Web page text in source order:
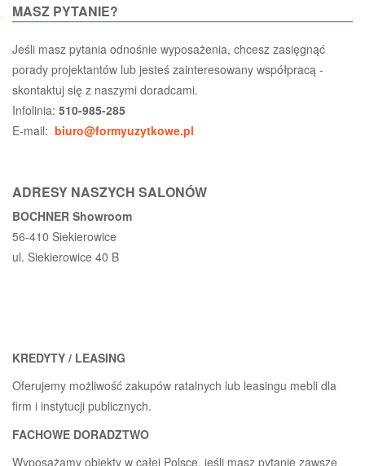
MASZ PYTANIE?
Jeśli masz pytania odnośnie wyposażenia, chcesz zasięgnąć
porady projektantów lub jesteś zainteresowany współpracą -
skontaktuj się z naszymi doradcami.
Infolinia: 510-985-285
E-mail: biuro@formyuzytkowe.pl
ADRESY NASZYCH SALONÓW
BOCHNER Showroom
56-410 Siekierowice
ul. Siekierowice 40 B
KREDYTY / LEASING
Oferujemy możliwość zakupów ratalnych lub leasingu mebli dla
firm i instytucji publicznych.
FACHOWE DORADZTWO
Wyposażamy obiekty w całej Polsce, jeśli masz pytanie zawsze